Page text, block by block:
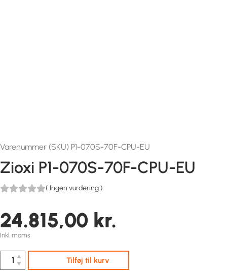
Varenummer (SKU) P1-070S-70F-CPU-EU
Zioxi P1-070S-70F-CPU-EU
( Ingen vurdering )
24.815,00 kr.
Inkl. moms
▲
▼
Tilføj til kurv